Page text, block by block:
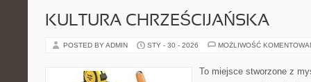
KULTURA CHRZEŚCIJAŃSKA
POSTED BY ADMIN STY - 30 - 2026 MOŻLIWOŚĆ
To miejsce stworzone z